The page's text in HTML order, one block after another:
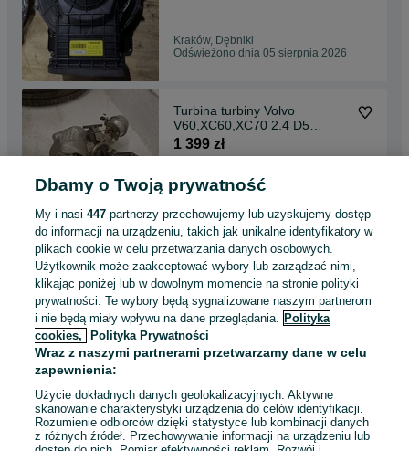
Kraków, Dębniki
Odświeżono dnia 05 sierpnia 2026
Turbina turbiny Volvo
V60,XC60,XC70 2.4 D5
31293,086 / 36002,757
1 399 zł
Kraków, Łagiewniki-Borek Fałęcki
Odświeżono dnia 05 sierpnia 2026
Rura intercoolera VOLVO
Xc60,V60,S60,V70 2.4 D5
30792,884
140 zł
Kraków, Podgórze
Odświeżono dnia 05 sierpnia 2026
1 ... 14 ... 47
Dbamy o Twoją prywatność
My i nasi447 partnerzy przechowujemy lub uzyskujemy dostęp
do informacji na urządzeniu, takich jak unikalne identyfikatory w
plikach cookie w celu przetwarzania danych osobowych.
Użytkownik może zaakceptować wybory lub zarządzać nimi,
klikając poniżej lub w dowolnym momencie na stronie polityki
prywatności. Te wybory będą sygnalizowane naszym partnerom
i nie będą miały wpływu na dane przeglądania. Polityka
cookies,
Polityka Prywatności
Wraz z naszymi partnerami przetwarzamy dane w celu
zapewnienia:
Użycie dokładnych danych geolokalizacyjnych. Aktywne
skanowanie charakterystyki urządzenia do celów identyfikacji.
Rozumienie odbiorców dzięki statystyce lub kombinacji danych
z różnych źródeł. Przechowywanie informacji na urządzeniu lub